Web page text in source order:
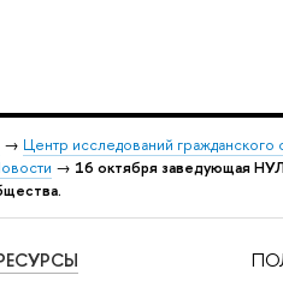
→ Центр исследований
→ 16 октября заведующая